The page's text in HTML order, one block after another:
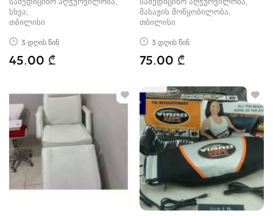
სხვა
თბილისი
3 დღის წინ
45.00 ₾
მასაჟის მოწყობილობა
თბილისი
3 დღის წინ
75.00 ₾